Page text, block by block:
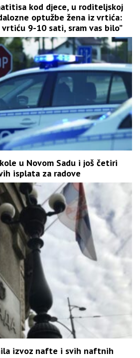
kod djece, u roditeljskoj
optužbe žena iz vrtića:
9-10 sati, sram vas bilo”
u Novom Sadu i još četiri
isplata za radove
izvoz nafte i svih naftnih